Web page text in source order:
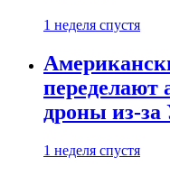
1 неделя спустя
переделают
дроны из-
1 неделя спустя